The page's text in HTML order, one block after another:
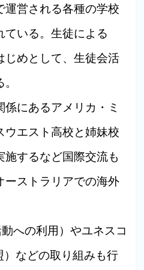
運営される各種の学校
ている。生徒による
じめとして、生徒会活
係にあるアメリカ・ミ
ウエスト高校と姉妹校
するなど国際交流も
ーストラリアでの海外
への利用）やユネスコ
）などの取り組みも行